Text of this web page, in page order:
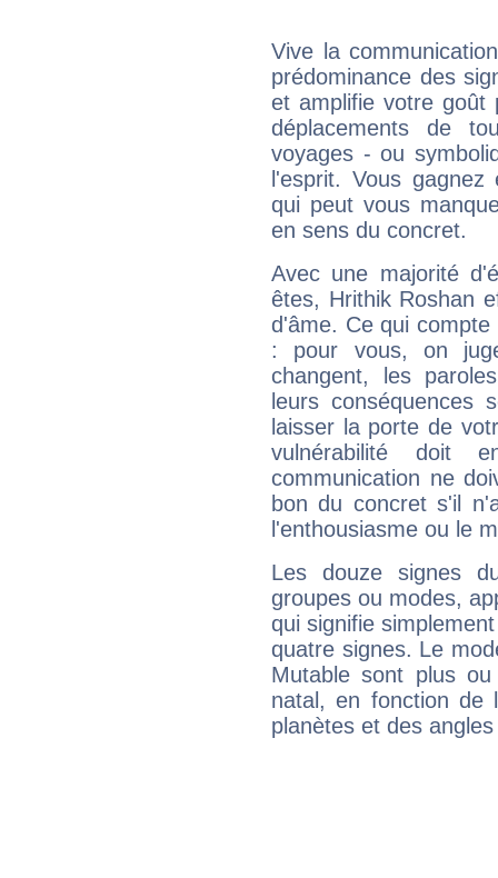
Vive la
prédominance des
et amplifie votre goût
déplacements de
voyages - ou
l'esprit. Vous
qui peut vous
en sens du concret.
Avec une majorité
êtes, Hrithik Roshan
d'âme. Ce qui
: pour vous, on
changent, les
leurs conséquences
laisser la porte de
vulnérabilité doit
communication ne
bon du concret s'il
l'enthousiasme ou le
Les douze signes
groupes ou modes,
qui signifie
quatre signes. Le
Mutable sont plus
natal, en fonction de
planètes et des